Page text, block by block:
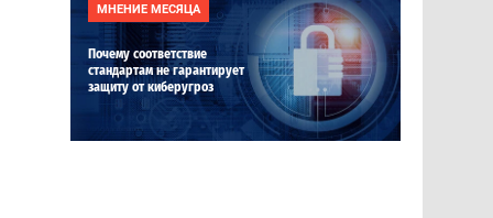
МНЕНИЕ МЕСЯЦА
Почему соответствие
стандартам не гарантирует
защиту от киберугроз